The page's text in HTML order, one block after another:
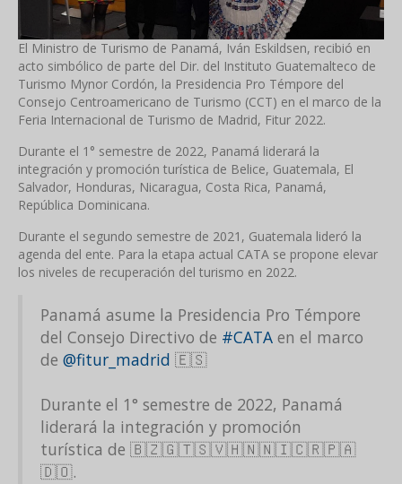
El Ministro de Turismo de Panamá, Iván Eskildsen, recibió en
acto simbólico de parte del Dir. del Instituto Guatemalteco de
Turismo Mynor Cordón, la Presidencia Pro Témpore del
Consejo Centroamericano de Turismo (CCT) en el marco de la
Feria Internacional de Turismo de Madrid, Fitur 2022.
Durante el 1° semestre de 2022, Panamá liderará la
integración y promoción turística de Belice, Guatemala, El
Salvador, Honduras, Nicaragua, Costa Rica, Panamá,
República Dominicana.
Durante el segundo semestre de 2021, Guatemala lideró la
agenda del ente. Para la etapa actual CATA se propone elevar
los niveles de recuperación del turismo en 2022.
Panamá asume la Presidencia Pro Témpore
del Consejo Directivo de #CATA en el marco
de @fitur_madrid 🇪🇸
Durante el 1° semestre de 2022, Panamá
liderará la integración y promoción
turística de 🇧🇿🇬🇹🇸🇻🇭🇳🇳🇮🇨🇷🇵🇦
🇩🇴.